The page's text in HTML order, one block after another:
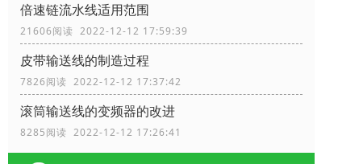
倍速链流水线适用范围
21606阅读 2022-12-12 17:59:39
皮带输送线的制造过程
7826阅读 2022-12-12 17:37:42
滚筒输送线的变频器的改进
8285阅读 2022-12-12 17:26:41